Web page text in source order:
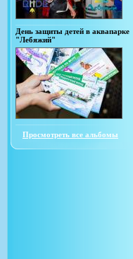
День защиты детей в аквапарке
"Лебяжий"
Просмотреть все альбомы